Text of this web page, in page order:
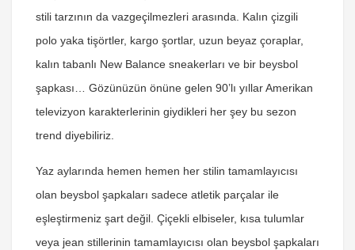
stili tarzının da vazgeçilmezleri arasında. Kalın çizgili
polo yaka tişörtler, kargo şortlar, uzun beyaz çoraplar,
kalın tabanlı New Balance sneakerları ve bir beysbol
şapkası… Gözünüzün önüne gelen 90’lı yıllar Amerikan
televizyon karakterlerinin giydikleri her şey bu sezon
trend diyebiliriz.
Yaz aylarında hemen hemen her stilin tamamlayıcısı
olan beysbol şapkaları sadece atletik parçalar ile
eşleştirmeniz şart değil. Çiçekli elbiseler, kısa tulumlar
veya jean stillerinin tamamlayıcısı olan beysbol şapkaları